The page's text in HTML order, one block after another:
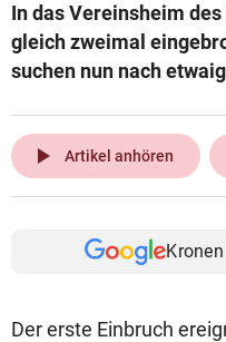
In das Vereinsheim
gleich zweimal
suchen nun nach
play_arrow Artikel anhören
Der erste Einbruch